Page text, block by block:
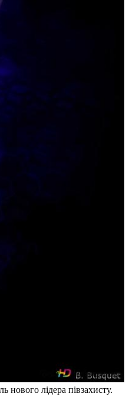
нового лідера півзахисту.